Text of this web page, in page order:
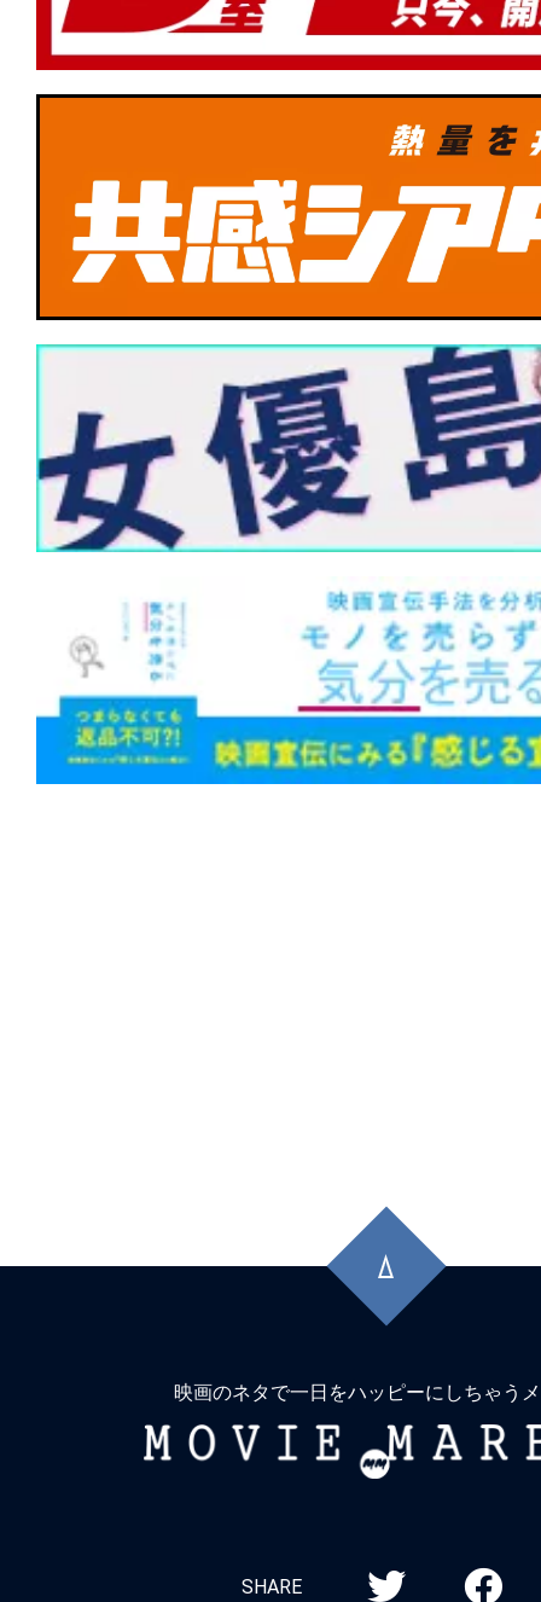
頭
に
映画のネタで一日をハッピーにしちゃう
MOVIE
SHARE